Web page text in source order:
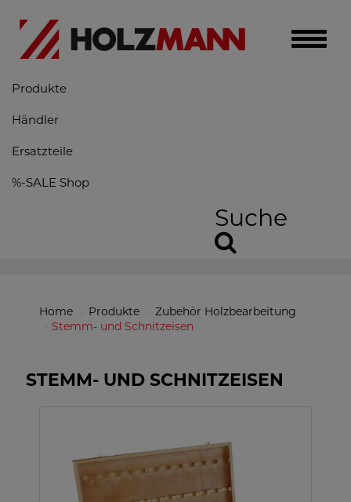
Toggle
Produkte
Händler
Ersatzteile
%-SALE Shop
Suche
Home Produkte
Zubehör Holzbearbeitung
Stemm- und Schnitzeisen
STEMM- UND SCHNITZEISEN